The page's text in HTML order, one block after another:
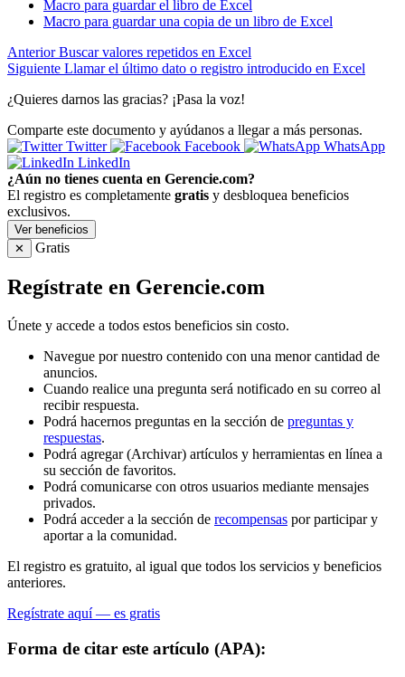
Macro para guardar el libro de Excel
Macro para guardar una copia de un libro de Excel
Anterior Buscar valores repetidos en Excel
Siguiente Llamar el último dato o registro introducido en Excel
¿Quieres darnos las gracias? ¡Pasa la voz!
Comparte este documento y ayúdanos a llegar a más personas.
Twitter
Facebook
WhatsApp
LinkedIn
¿Aún no tienes cuenta en Gerencie.com?
El registro es completamente gratis y desbloquea beneficios
exclusivos.
Ver beneficios
✕
Gratis
Regístrate en Gerencie.com
Únete y accede a todos estos beneficios sin costo.
Navegue por nuestro contenido con una menor cantidad de
anuncios.
Cuando realice una pregunta será notificado en su correo al
recibir respuesta.
Podrá hacernos preguntas en la sección de preguntas y
respuestas.
Podrá agregar (Archivar) artículos y herramientas en línea a
su sección de favoritos.
Podrá comunicarse con otros usuarios mediante mensajes
privados.
Podrá acceder a la sección de recompensas por participar y
aportar a la comunidad.
El registro es gratuito, al igual que todos los servicios y beneficios
anteriores.
Regístrate aquí — es gratis
Forma de citar este artículo (APA):